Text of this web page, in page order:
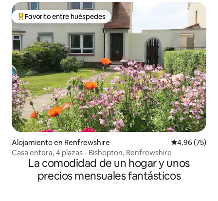
Favorito entre huéspedes preferido
Favorito entre huéspedes
Alojamiento en Renfrewshire Calificación
4.96 (75)
Casa entera, 4 plazas - Bishopton, Renfrewshire
La comodidad de un hogar y unos
precios mensuales fantásticos